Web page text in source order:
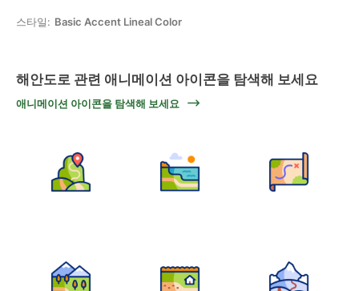
스타일: Basic Accent Lineal Color
해안도로 관련 애니메이션 아이콘을 탐색해 보세요
애니메이션 아이콘을 탐색해 보세요